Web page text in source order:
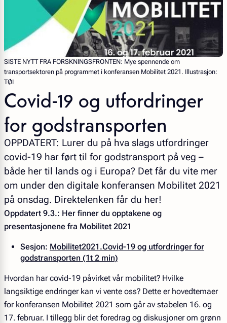
SISTE NYTT FRA FORSKNINGSFRONTEN: Mye spennende om
transportsektoren på programmet i konferansen Mobilitet 2021. Illustrasjon:
TØI
Covid-19 og utfordringer
for godstransporten
OPPDATERT: Lurer du på hva slags utfordringer
covid-19 har ført til for godstransport på veg –
både her til lands og i Europa? Det får du vite mer
om under den digitale konferansen Mobilitet 2021
på onsdag. Direktelenken får du her!
Oppdatert 9.3.: Her finner du opptakene og
presentasjonene fra Mobilitet 2021
Sesjon: Mobilitet2021.Covid-19 og utfordringer for
godstransporten (1t 2 min)
Hvordan har covid-19 påvirket vår mobilitet? Hvilke
langsiktige endringer kan vi vente oss? Dette er hovedtemaer
for konferansen Mobilitet 2021 som går av stabelen 16. og
17. februar. I tillegg blir det foredrag og diskusjoner om grønn